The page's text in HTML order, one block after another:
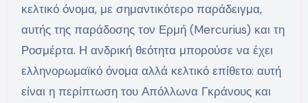
κελτικό όνομα, με σημαντικότερο παράδειγμα,
αυτής της παράδοσης τον Ερμή (Mercurius) και τη
Ροσμέρτα. Η ανδρική θεότητα μπορούσε να έχει
ελληνορωμαϊκό όνομα αλλά κελτικό επίθετο: αυτή
είναι η περίπτωση του Απόλλωνα Γκράνους και